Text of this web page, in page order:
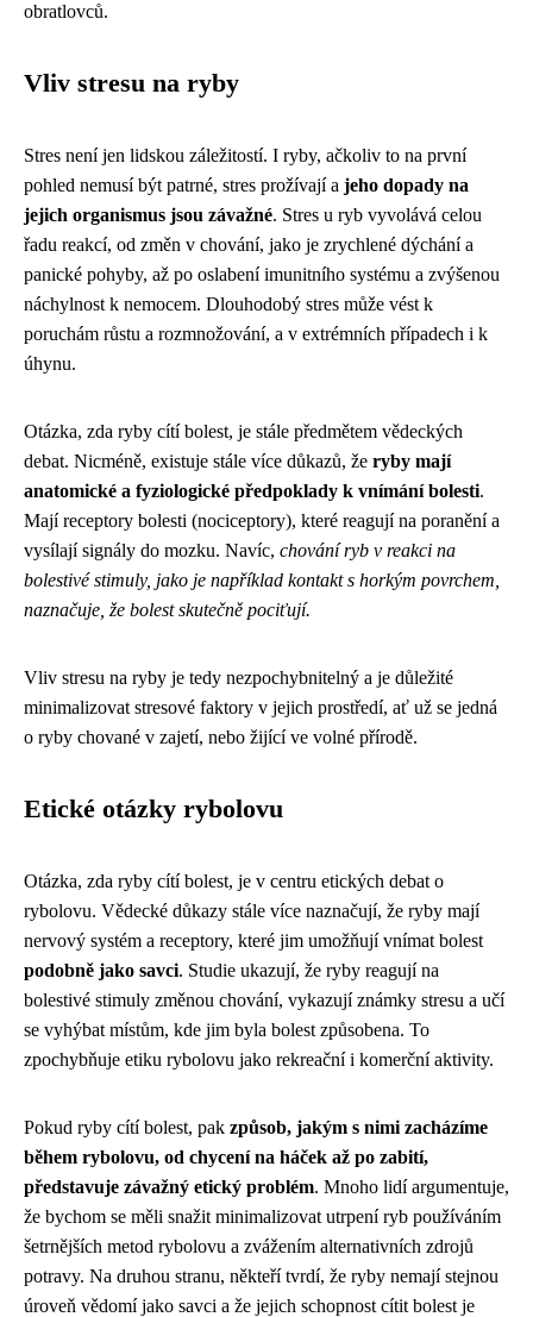
obratlovců.
Vliv stresu na ryby
Stres není jen lidskou záležitostí. I ryby, ačkoliv to na první
pohled nemusí být patrné, stres prožívají a jeho dopady na
jejich organismus jsou závažné. Stres u ryb vyvolává celou
řadu reakcí, od změn v chování, jako je zrychlené dýchání a
panické pohyby, až po oslabení imunitního systému a zvýšenou
náchylnost k nemocem. Dlouhodobý stres může vést k
poruchám růstu a rozmnožování, a v extrémních případech i k
úhynu.
Otázka, zda ryby cítí bolest, je stále předmětem vědeckých
debat. Nicméně, existuje stále více důkazů, že ryby mají
anatomické a fyziologické předpoklady k vnímání bolesti.
Mají receptory bolesti (nociceptory), které reagují na poranění a
vysílají signály do mozku. Navíc, chování ryb v reakci na
bolestivé stimuly, jako je například kontakt s horkým povrchem,
naznačuje, že bolest skutečně pociťují.
Vliv stresu na ryby je tedy nezpochybnitelný a je důležité
minimalizovat stresové faktory v jejich prostředí, ať už se jedná
o ryby chované v zajetí, nebo žijící ve volné přírodě.
Etické otázky rybolovu
Otázka, zda ryby cítí bolest, je v centru etických debat o
rybolovu. Vědecké důkazy stále více naznačují, že ryby mají
nervový systém a receptory, které jim umožňují vnímat bolest
podobně jako savci. Studie ukazují, že ryby reagují na
bolestivé stimuly změnou chování, vykazují známky stresu a učí
se vyhýbat místům, kde jim byla bolest způsobena. To
zpochybňuje etiku rybolovu jako rekreační i komerční aktivity.
Pokud ryby cítí bolest, pak způsob, jakým s nimi zacházíme
během rybolovu, od chycení na háček až po zabití,
představuje závažný etický problém. Mnoho lidí argumentuje,
že bychom se měli snažit minimalizovat utrpení ryb používáním
šetrnějších metod rybolovu a zvážením alternativních zdrojů
potravy. Na druhou stranu, někteří tvrdí, že ryby nemají stejnou
úroveň vědomí jako savci a že jejich schopnost cítit bolest je